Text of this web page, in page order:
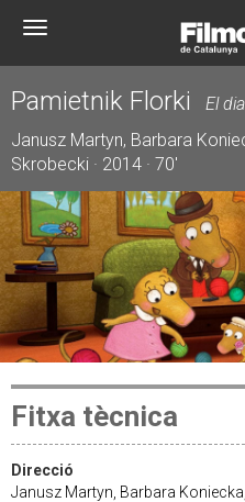
Toggle
Pamietnik Florki
El
Janusz Martyn, Barbara
Skrobecki · 2014 · 70'
Fitxa tècnica
Direcció
Janusz Martyn, Barbara